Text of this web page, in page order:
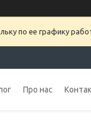
по ее графику
Про нас